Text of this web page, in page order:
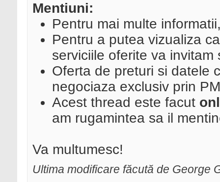
Mentiuni:
Pentru mai multe
Pentru a putea vizualiza
serviciile oferite va
Oferta de preturi si datele
negociaza exclusiv prin
Acest thread este facut
am rugamintea sa il
Va multumesc!
Ultima modificare făcută de George